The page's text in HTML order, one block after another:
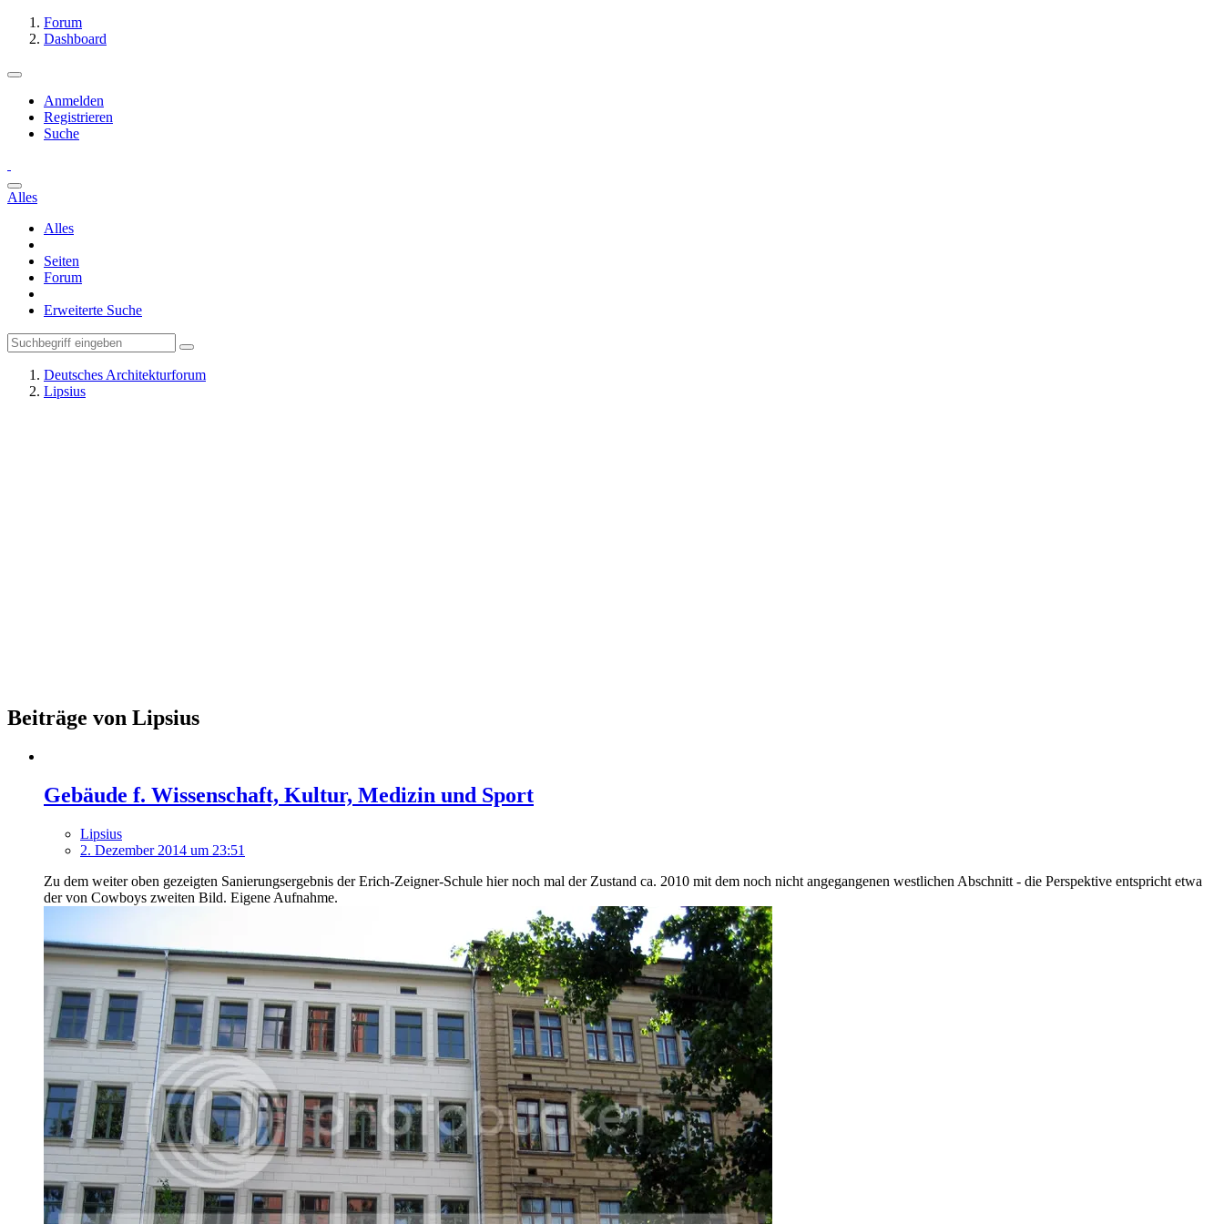
Forum
Dashboard
Anmelden
Registrieren
Suche
Alles
Alles
Seiten
Forum
Erweiterte Suche
Deutsches Architekturforum
Lipsius
Beiträge von Lipsius
Gebäude f. Wissenschaft, Kultur, Medizin und Sport
Lipsius
2. Dezember 2014 um 23:51
Zu dem weiter oben gezeigten Sanierungsergebnis der Erich-Zeigner-Schule hier noch mal der Zustand ca. 2010 mit dem noch nicht angegangenen westlichen Abschnitt - die Perspektive entspricht etwa
der von Cowboys zweiten Bild. Eigene Aufnahme.